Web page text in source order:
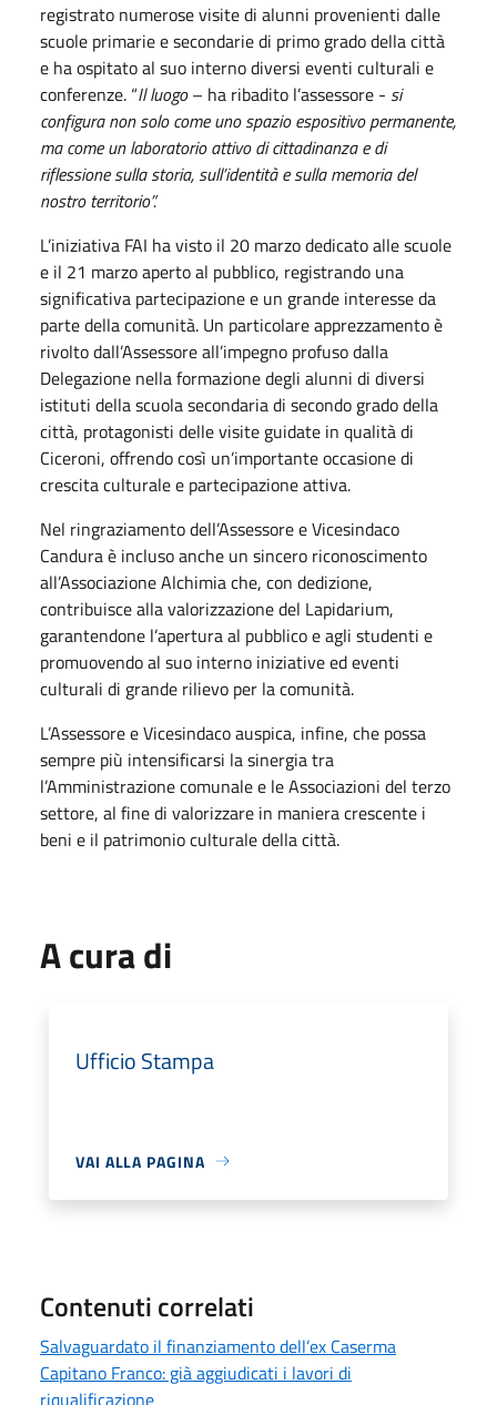
registrato numerose visite di alunni provenienti dalle
scuole primarie e secondarie di primo grado della città
e ha ospitato al suo interno diversi eventi culturali e
conferenze. “Il luogo– ha ribadito l’assessore - si
configura non solo come uno spazio espositivo permanente,
ma come un laboratorio attivo di cittadinanza e di
riflessione sulla storia, sull’identità e sulla memoria del
nostro territorio”.
L’iniziativa FAI ha visto il 20 marzo dedicato alle scuole
e il 21 marzo aperto al pubblico, registrando una
significativa partecipazione e un grande interesse da
parte della comunità. Un particolare apprezzamento è
rivolto dall’Assessore all’impegno profuso dalla
Delegazione nella formazione degli alunni di diversi
istituti della scuola secondaria di secondo grado della
città, protagonisti delle visite guidate in qualità di
Ciceroni, offrendo così un’importante occasione di
crescita culturale e partecipazione attiva.
Nel ringraziamento dell’Assessore e Vicesindaco
Candura è incluso anche un sincero riconoscimento
all’Associazione Alchimia che, con dedizione,
contribuisce alla valorizzazione del Lapidarium,
garantendone l’apertura al pubblico e agli studenti e
promuovendo al suo interno iniziative ed eventi
culturali di grande rilievo per la comunità.
L’Assessore e Vicesindaco auspica, infine, che possa
sempre più intensificarsi la sinergia tra
l’Amministrazione comunale e le Associazioni del terzo
settore, al fine di valorizzare in maniera crescente i
beni e il patrimonio culturale della città.
A cura di
Ufficio Stampa
VAI ALLA PAGINA
Contenuti correlati
Salvaguardato il finanziamento dell’ex Caserma
Capitano Franco: già aggiudicati i lavori di
riqualificazione